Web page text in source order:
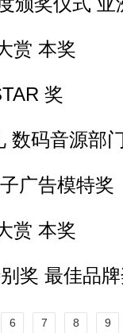
赏 本奖
奖
数码音源部
广告模特奖
赏 本奖
奖 最佳品
6 7 8
9